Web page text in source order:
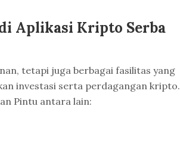
Aplikasi Kripto Serba
tetapi juga berbagai fasilitas yang
investasi serta perdagangan kripto.
Pintu antara lain: